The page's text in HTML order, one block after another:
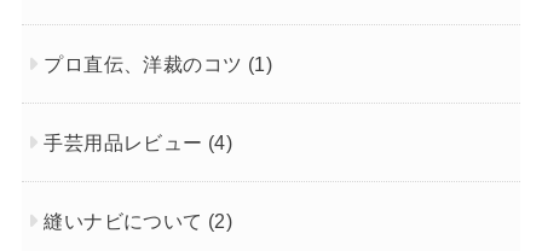
プロ直伝、洋裁のコツ (1)
手芸用品レビュー (4)
縫いナビについて (2)